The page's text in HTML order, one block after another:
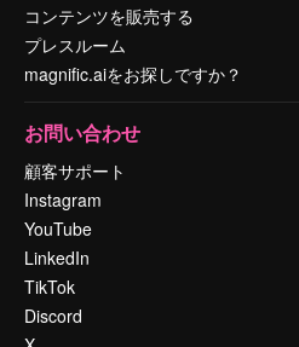
コンテンツを販売する
プレスルーム
magnific.aiをお探しですか？
お問い合わせ
顧客サポート
Instagram
YouTube
LinkedIn
TikTok
Discord